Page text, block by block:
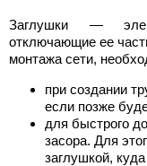
Заглушки —
отключающие ее
монтажа сети,
при создании
если позже
для быстрого
засора. Для
заглушкой,